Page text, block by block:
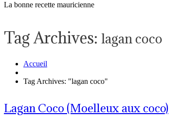
La bonne recette mauricienne
Tag Archives: lagan coco
Accueil
Tag Archives: "lagan coco"
Lagan Coco (Moelleux aux coco)